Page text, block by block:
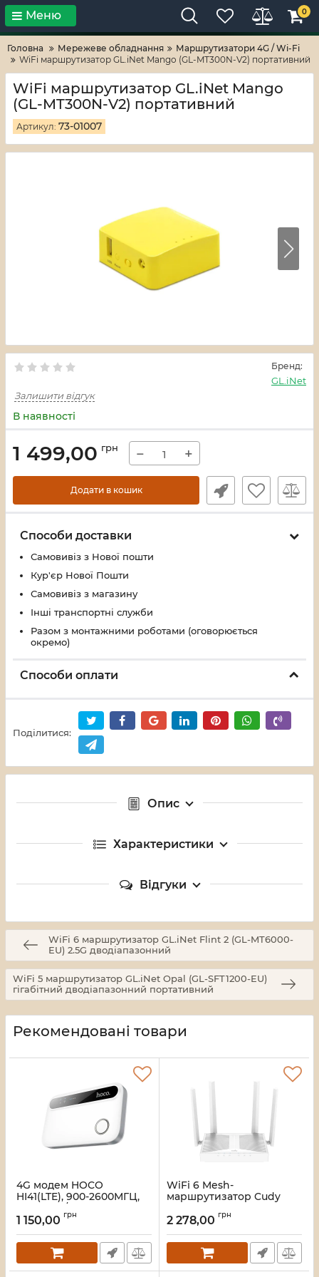
Тільки високі технології! RV-ZAFT
Меню 0
Головна Мережеве обладнання
Маршрутизатори 4G / Wi-Fi
WiFi маршрутизатор GL.iNet Mango (GL-MT300N-V2) портативний
WiFi маршрутизатор GL.iNet Mango
(GL-MT300N-V2) портативний
Артикул: 73-01007
Бренд:
GL.iNet
Залишити відгук
В наявності
1 499,00 грн − +
Додати в кошик
Способи доставки
Самовивіз з Нової пошти
Кур'єр Нової Пошти
Самовивіз з магазину
Інші транспортні служби
Разом з монтажними роботами (оговорюється
окремо)
Способи оплати
Поділитися:
Опис
Характеристики
Відгуки
WiFi 6 маршрутизатор GL.iNet Flint 2 (GL-MT6000-
EU) 2.5G дводіапазонний
WiFi 5 маршрутизатор GL.iNet Opal (GL-SFT1200-EU)
гігабітний дводіапазонний портативний
Рекомендовані товари
4G модем HOCO
HI41(LTE), 900-2600МГЦ,
50-150Mb/s, USB,
акумулятор 2100mAh,
Артикул:46689
1 150,00 грн
WiFi 6 Mesh-
маршрутизатор Cudy
дводіапазонний
Артикул:73-00674
2 278,00 грн